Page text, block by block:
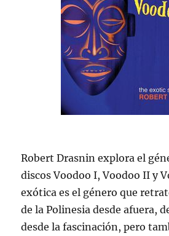
Robert Drasnin explora el
discos Voodoo I, Voodoo II y
exótica es el género que
de la Polinesia desde afuera,
desde la fascinación, pero